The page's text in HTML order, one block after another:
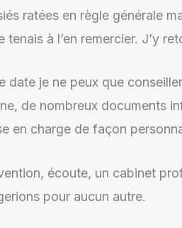
ratées en règle générale
tenais à l’en remercier. J’y
date je ne peux que
de nombreux documents
en charge de façon
écoute, un cabinet
pour aucun autre.